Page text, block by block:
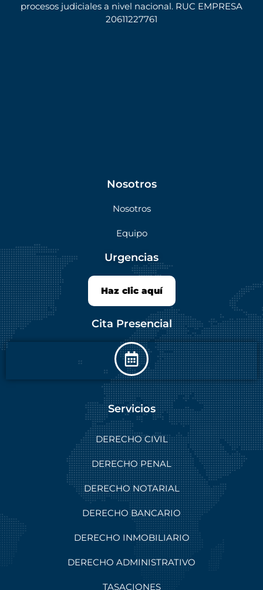
procesos judiciales a nivel nacional. RUC EMPRESA
20611227761
Nosotros
Nosotros
Equipo
Urgencias
Haz clic aquí
Cita Presencial
Servicios
DERECHO CIVIL
DERECHO PENAL
DERECHO NOTARIAL
DERECHO BANCARIO
DERECHO INMOBILIARIO
DERECHO ADMINISTRATIVO
TASACIONES